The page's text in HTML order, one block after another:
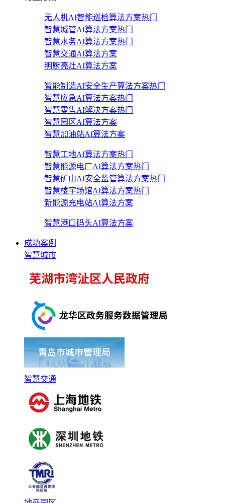
无人机AI智能巡检算法方案热门
智慧城管AI算法方案热门
智慧水务AI算法方案热门
智慧交通AI算法方案
明厨亮灶AI算法方案
智能制造AI安全生产算法方案热门
智慧应急AI算法方案热门
智慧零售AI解决方案热门
智慧园区AI算法方案
智慧加油站AI算法方案
智慧工地AI算法方案热门
智慧能源电厂AI算法方案热门
智慧矿山AI安全监管算法方案热门
智慧楼宇场馆AI算法方案热门
新能源充电站AI算法方案
智慧港口码头AI算法方案
成功案例
智慧城市
智慧交通